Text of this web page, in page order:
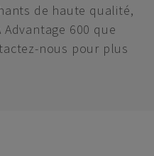
de haute qualité,
600 que
nous pour plus